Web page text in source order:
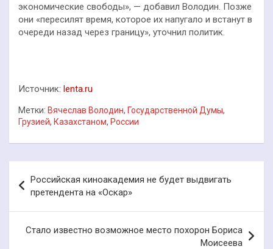
экономические свободы», — добавил Володин. Позже
они «пересилят время, которое их напугало и встанут в
очереди назад через границу», уточнил политик.
Источник: lenta.ru
Метки: Вячеслав Володин, Государственной Думы,
Грузией, Казахстаном, России
по
записям
Российская киноакадемия не будет выдвигать
претендента на «Оскар»
Стало известно возможное место похорон Бориса
Моисеева